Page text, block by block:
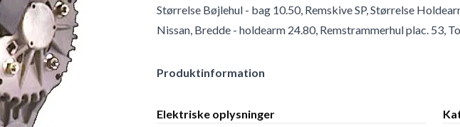
Størrelse Bøjlehul - bag 10.50, Remskive SP, Størrelse
Nissan, Bredde - holdearm 24.80, Remstrammerhul plac. 53,
Produktinformation
Elektriske oplysninger